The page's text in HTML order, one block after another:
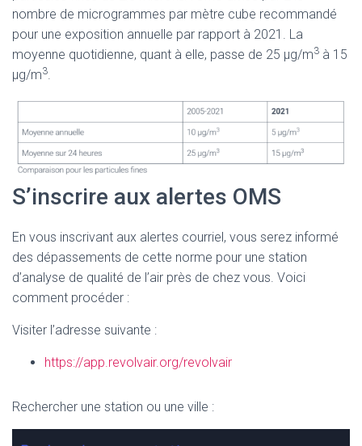
nombre de microgrammes par mètre cube recommandé
pour une exposition annuelle par rapport à 2021. La
moyenne quotidienne, quant à elle, passe de 25 μg/m3 à 15
μg/m3.
S’inscrire aux alertes OMS
En vous inscrivant aux alertes courriel, vous serez informé
des dépassements de cette norme pour une station
d’analyse de qualité de l’air près de chez vous. Voici
comment procéder :
Visiter l’adresse suivante :
https://app.revolvair.org/revolvair
Rechercher une station ou une ville :